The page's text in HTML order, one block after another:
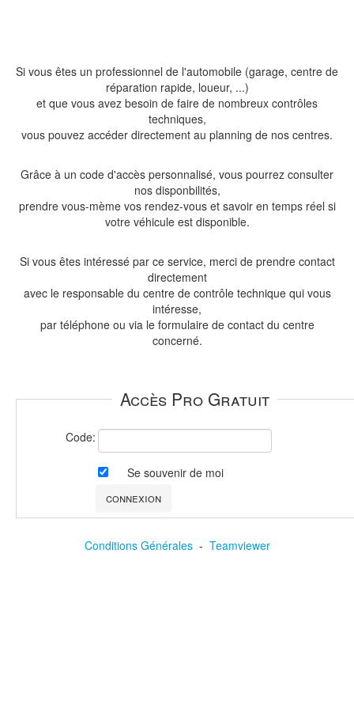
Si vous êtes un professionnel de l'automobile (garage, centre de
réparation rapide, loueur, ...)
et que vous avez besoin de faire de nombreux contrôles
techniques,
vous pouvez accéder directement au planning de nos centres.
Grâce à un code d'accès personnalisé, vous pourrez consulter
nos disponbilités,
prendre vous-mème vos rendez-vous et savoir en temps réel si
votre véhicule est disponible.
Si vous êtes intéressé par ce service, merci de prendre contact
directement
avec le responsable du centre de contrôle technique qui vous
intéresse,
par téléphone ou via le formulaire de contact du centre
concerné.
Accès Pro Gratuit
Code:
Se souvenir de moi
Conditions Générales- Teamviewer